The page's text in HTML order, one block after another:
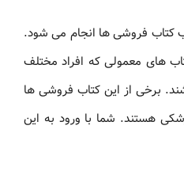
فروشی ها انجام می شود.
های معمولی که افراد مختلف
برخی از این کتاب فروشی ها
هستند. شما با ورود به این